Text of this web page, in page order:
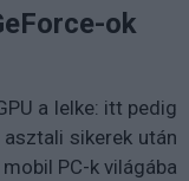
ok
a lelke: itt pedig
sikerek után
PC-k világába